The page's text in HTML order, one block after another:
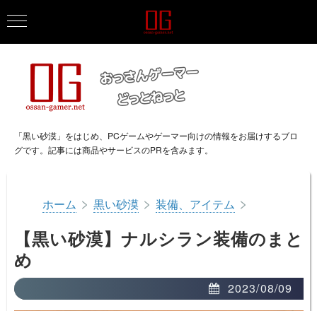
「黒い砂漠」をはじめ、PCゲームやゲーマー向けの情報をお届けするブロ
グです。記事には商品やサービスのPRを含みます。
ホーム > 黒い砂漠 > 装備、アイテム >
【黒い砂漠】ナルシラン装備のまと
め
2023/08/09